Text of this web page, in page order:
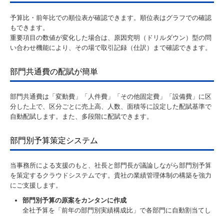
予算比・前年比での順位表が確認できます。順位表はグラフでの確認
もできます。
重要項目の数値が変化した場合は、原因究明（ドリルダウン）型の問
い合わせ機能により、その場で取引記録（仕訳）まで確認できます。
部門共通費の配賦が簡単
部門共通費は「変動費」「人件費」「その他固定費」「設備費」に区
分した上で、区分ごとに売上高、人数、面積等に設定した配賦基準で
自動配賦します。また、多段階に配賦できます。
部門別予算策定システム
当事務所による支援のもと、社長と部門長が議論しながら部門別予算
を策定するクラウドシステムです。貴社の業績管理体制の構築を強力
にご支援します。
部門別予算の原案をカンタンに作成
全社予算を「前年の部門別実績構成比」で各部門に自動割当てし